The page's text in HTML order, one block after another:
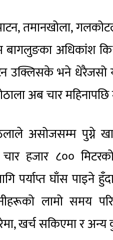
तमानखोला,
बागलुङका अधिकांश
उक्लिसके भने
अब चार महिनापछि
असोजसम्म पुग्ने
हजार ८००
पर्याप्त घाँस पाइने
लामो समय
खर्च सकिएमा र